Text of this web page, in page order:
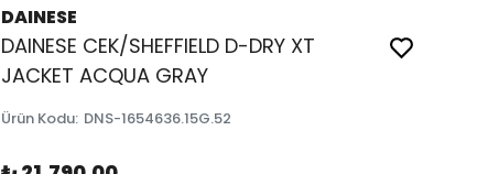
DAINESE
DAINESE CEK/SHEFFIELD D-DRY XT
JACKET ACQUA GRAY
Ürün Kodu: DNS-1654636.15G.52